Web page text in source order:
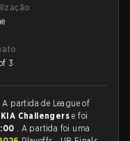
3
A partida de League of
KIA Challengerse foi
. A partida foi uma